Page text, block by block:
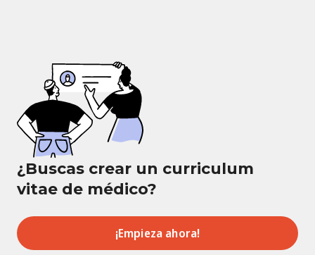
¿Buscas crear un curriculum
vitae de médico?
¡Empieza ahora!